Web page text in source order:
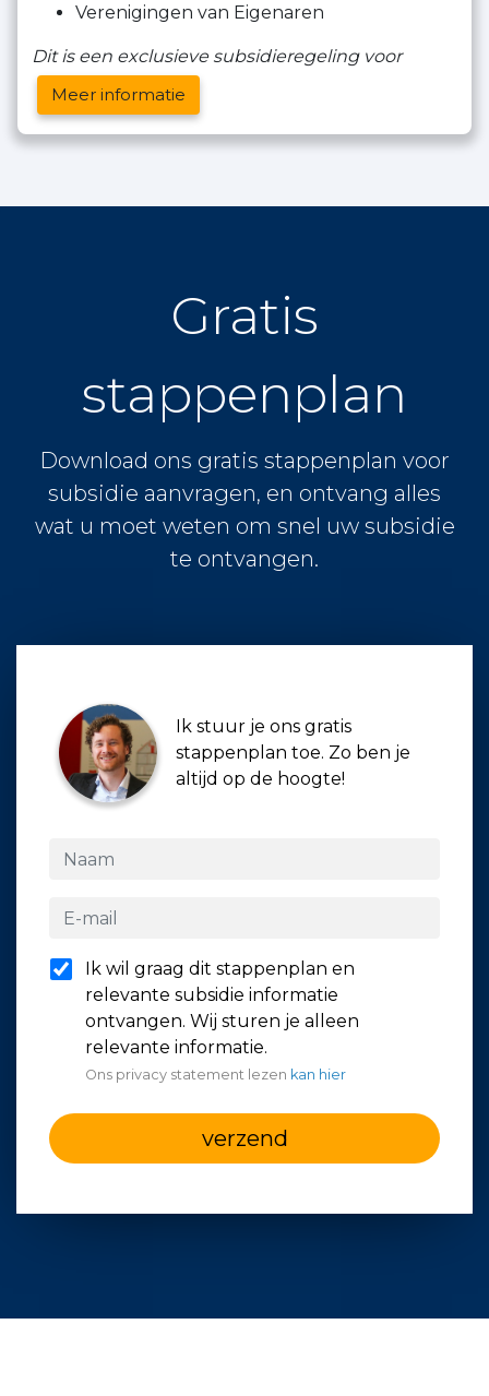
Verenigingen van Eigenaren
Dit is een exclusieve subsidieregeling voor
Meer informatie
Gratis
stappenplan
Download ons gratis stappenplan voor
subsidie aanvragen, en ontvang alles
wat u moet weten om snel uw subsidie
te ontvangen.
Ik stuur je ons gratis
stappenplan toe. Zo ben je
altijd op de hoogte!
Ik wil graag dit stappenplan en
relevante subsidie informatie
ontvangen. Wij sturen je alleen
relevante informatie.
Ons privacy statement lezen kan hier
verzend